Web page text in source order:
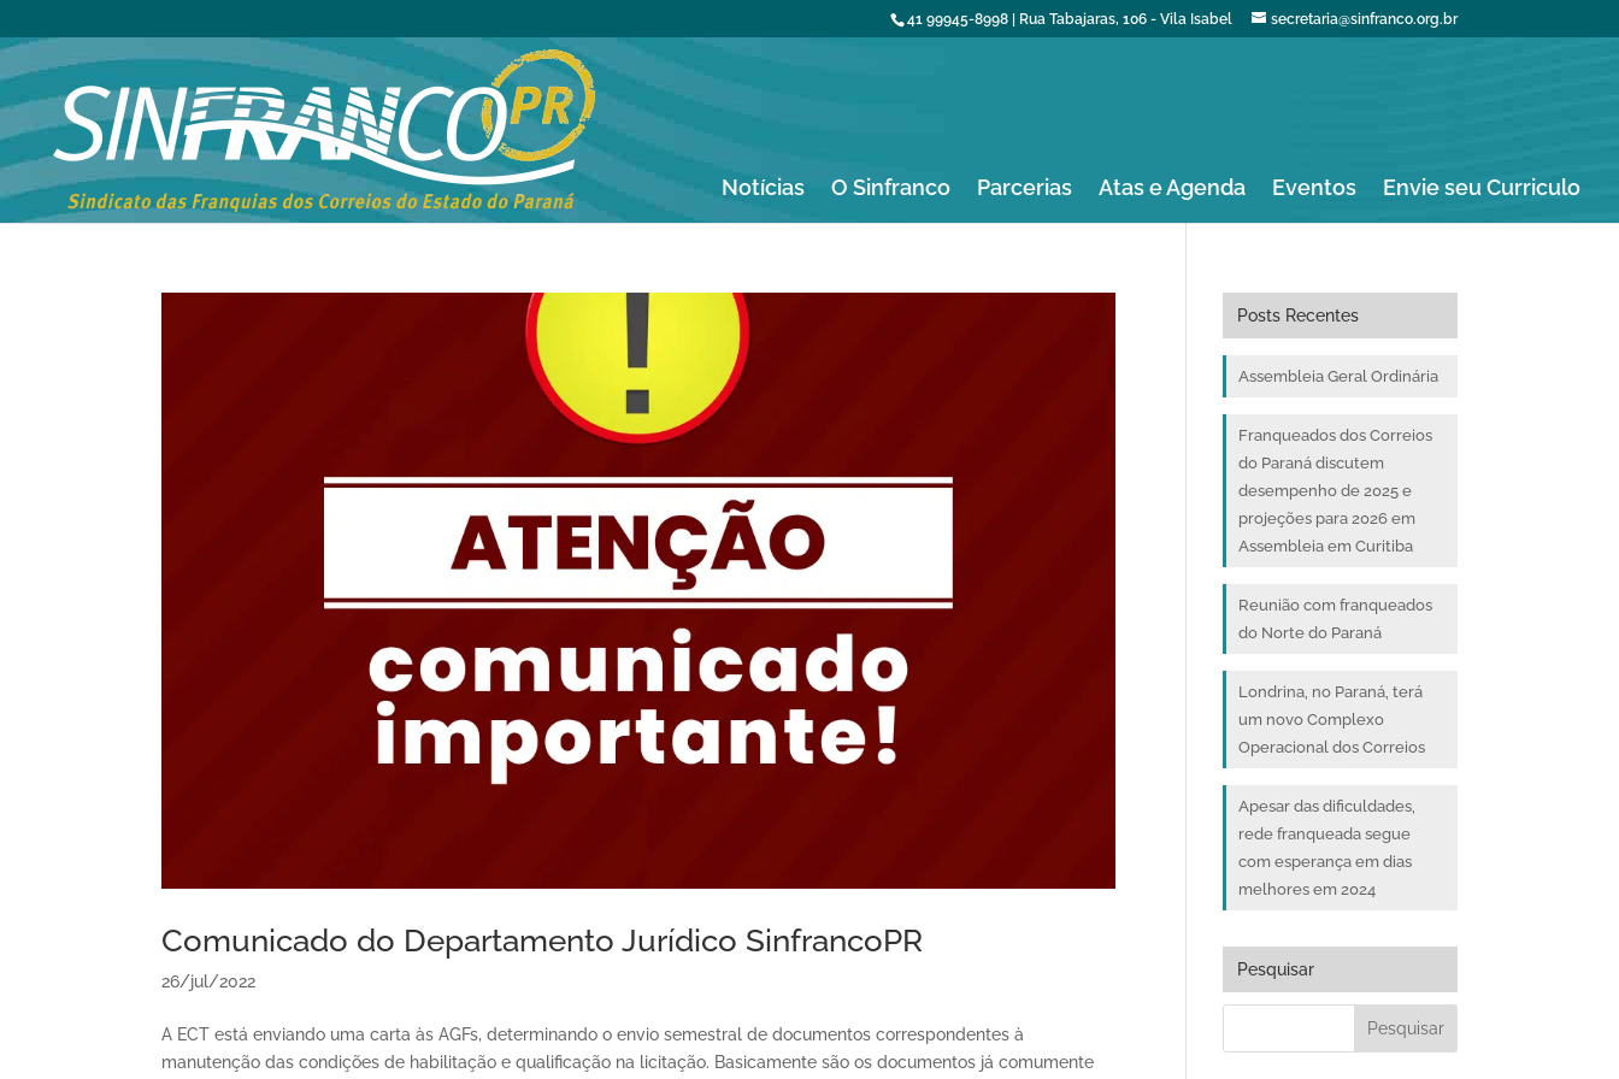
41 99945-8998 | Rua Tabajaras, 106 - Vila Isabel secretaria@sinfranco.org.br
Notícias O Sinfranco Parcerias Atas e Agenda Eventos Envie seu Curriculo
Comunicado do Departamento Jurídico SinfrancoPR
26/jul/2022
A ECT está enviando uma carta às AGFs, determinando o envio semestral de documentos correspondentes à
manutenção das condições de habilitação e qualificação na licitação. Basicamente são os documentos já comumente
Posts Recentes
Assembleia Geral Ordinária
Franqueados dos Correios
do Paraná discutem
desempenho de 2025 e
projeções para 2026 em
Assembleia em Curitiba
Reunião com franqueados
do Norte do Paraná
Londrina, no Paraná, terá
um novo Complexo
Operacional dos Correios
Apesar das dificuldades,
rede franqueada segue
com esperança em dias
melhores em 2024
Pesquisar